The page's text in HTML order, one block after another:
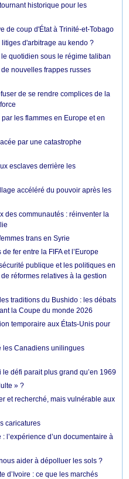
historique pour les
de coup d'État à Trinité-et-Tobago
d'arbitrage au kendo ?
quotidien sous le régime taliban
nouvelles frappes russes
de se rendre complices de la
les flammes en Europe et en
par une catastrophe
esclaves derrière les
accéléré du pouvoir après les
des communautés : réinventer la
trans en Syrie
fer entre la FIFA et l’Europe
publique et les politiques en
réformes relatives à la gestion
traditions du Bushido : les débats
la Coupe du monde 2026
temporaire aux États-Unis pour
les Canadiens unilingues
défi parait plus grand qu’en 1969
» ?
et recherché, mais vulnérable aux
caricatures
l’expérience d’un documentaire à
aider à dépolluer les sols ?
d’Ivoire : ce que les marchés